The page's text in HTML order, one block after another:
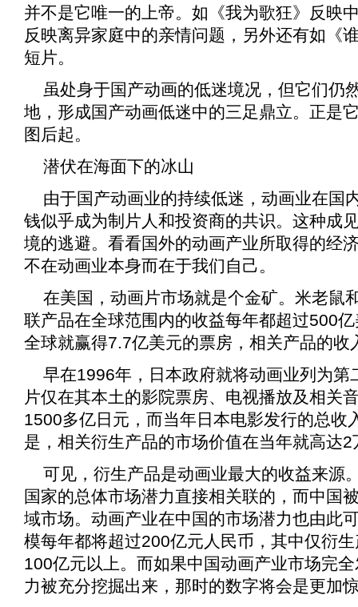
并不是它唯一的上帝。如《我为歌狂》反映
反映离异家庭中的亲情问题，另外还有如《
短片。
虽处身于国产动画的低迷境况，但它们仍
地，形成国产动画低迷中的三足鼎立。正是
图后起。
潜伏在海面下的冰山
由于国产动画业的持续低迷，动画业在国
钱似乎成为制片人和投资商的共识。这种成
境的逃避。看看国外的动画产业所取得的经
不在动画业本身而在于我们自己。
在美国，动画片市场就是个金矿。米老鼠
联产品在全球范围内的收益每年都超过500
全球就赢得7.7亿美元的票房，相关产品的收
早在1996年，日本政府就将动画业列为
片仅在其本土的影院票房、电视播放及相关
1500多亿日元，而当年日本电影发行的总收
是，相关衍生产品的市场价值在当年就高达2
可见，衍生产品是动画业最大的收益来源
国家的总体市场潜力直接相关联的，而中国
域市场。动画产业在中国的市场潜力也由此
模每年都将超过200亿元人民币，其中仅衍
100亿元以上。而如果中国动画产业市场完
力被充分挖掘出来，那时的数字将会是更加